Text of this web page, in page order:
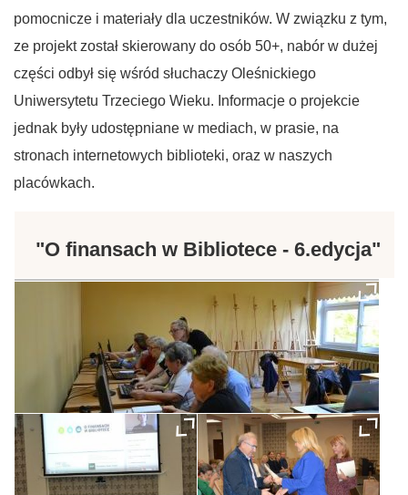
pomocnicze i materiały dla uczestników. W związku z tym,
ze projekt został skierowany do osób 50+, nabór w dużej
części odbył się wśród słuchaczy Oleśnickiego
Uniwersytetu Trzeciego Wieku. Informacje o projekcie
jednak były udostępniane w mediach, w prasie, na
stronach internetowych biblioteki, oraz w naszych
placówkach.
"O finansach w Bibliotece - 6.edycja"